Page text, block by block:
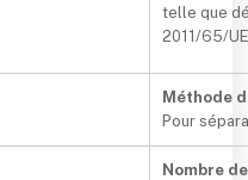
telle que
2011/65/
Méthode
Pour
Nombre